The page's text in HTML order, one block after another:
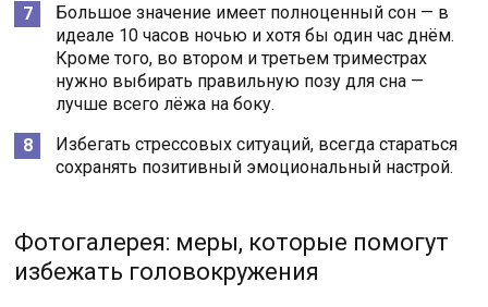
Большое значение имеет полноценный сон — в
идеале 10 часов ночью и хотя бы один час днём.
Кроме того, во втором и третьем триместрах
нужно выбирать правильную позу для сна —
лучше всего лёжа на боку.
Избегать стрессовых ситуаций, всегда стараться
сохранять позитивный эмоциональный настрой.
Фотогалерея: меры, которые помогут
избежать головокружения